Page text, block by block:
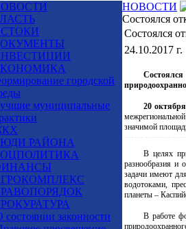
городской
муниципальные
РАЙОНА
состоянии законности
НОВОСТИ
Состоялся
Состоялся
24.10.2017 г.
20
значимой
В целях
разнообразия и
задачи имеют
водотоками,
планеты –
В работе